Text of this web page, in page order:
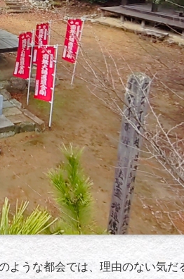
ような都会では、理由のない気だ